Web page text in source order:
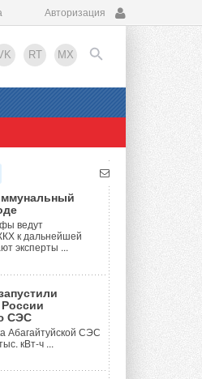
Авторизация
RT MX
EN
ведут
к дальнейшей
эксперты ...
СЭС
Абагайтуйской СЭС
кВт-ч ...